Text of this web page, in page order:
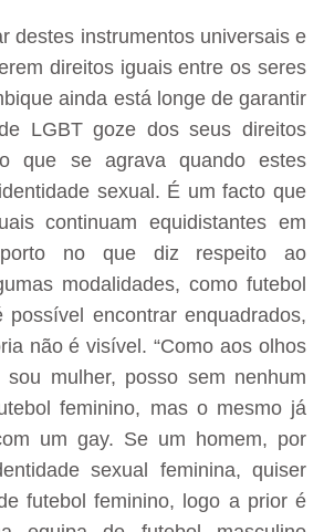
destes instrumentos universais e
direitos iguais entre os seres
ainda está longe de garantir
LGBT goze dos seus direitos
que se agrava quando estes
sexual. É um facto que
continuam equidistantes em
no que diz respeito ao
modalidades, como futebol
possível encontrar enquadrados,
não é visível. “Como aos olhos
mulher, posso sem nenhum
feminino, mas o mesmo já
um gay. Se um homem, por
sexual feminina, quiser
futebol feminino, logo a prior é